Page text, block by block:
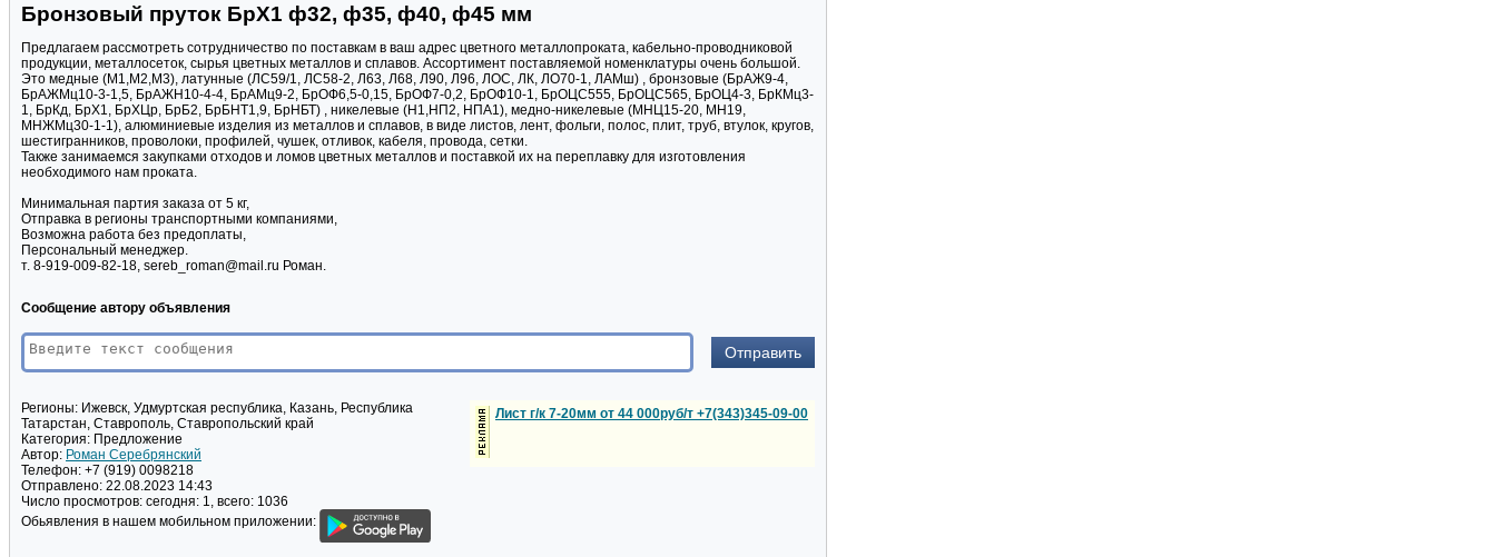
Бронзовый пруток БрХ1 ф32, ф35, ф40, ф45 мм
Предлагаем рассмотреть сотрудничество по поставкам в ваш адрес цветного металлопроката, кабельно-проводниковой
продукции, металлосеток, сырья цветных металлов и сплавов. Ассортимент поставляемой номенклатуры очень большой.
Это медные (М1,М2,М3), латунные (ЛС59/1, ЛС58-2, Л63, Л68, Л90, Л96, ЛОС, ЛК, ЛО70-1, ЛАМш) , бронзовые (БрАЖ9-4,
БрАЖМц10-3-1,5, БрАЖН10-4-4, БрАМц9-2, БрОФ6,5-0,15, БрОФ7-0,2, БрОФ10-1, БрОЦС555, БрОЦС565, БрОЦ4-3, БрКМц3-
1, БрКд, БрХ1, БрХЦр, БрБ2, БрБНТ1,9, БрНБТ) , никелевые (Н1,НП2, НПА1), медно-никелевые (МНЦ15-20, МН19,
МНЖМц30-1-1), алюминиевые изделия из металлов и сплавов, в виде листов, лент, фольги, полос, плит, труб, втулок, кругов,
шестигранников, проволоки, профилей, чушек, отливок, кабеля, провода, сетки.
Также занимаемся закупками отходов и ломов цветных металлов и поставкой их на переплавку для изготовления
необходимого нам проката.
Минимальная партия заказа от 5 кг,
Отправка в регионы транспортными компаниями,
Возможна работа без предоплаты,
Персональный менеджер.
т. 8-919-009-82-18, sereb_roman@mail.ru Роман.
Сообщение автору объявления
Регионы: Ижевск, Удмуртская республика, Казань, Республика
Татарстан, Ставрополь, Ставропольский край
Категория: Предложение
Автор: Роман Серебрянский
Телефон: +7 (919) 0098218
Отправлено: 22.08.2023 14:43
Число просмотров: сегодня: 1, всего: 1036
Обьявления в нашем мобильном приложении:
Лист г/к 7-20мм от 44 000руб/т +7(343)345-09-00